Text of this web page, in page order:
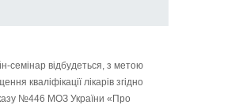
семінар відбудеться, з метою
кваліфікації лікарів згідно
№446 МОЗ України «Про